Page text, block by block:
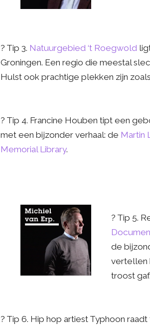
? Tip 3. Natuurgebied ‘t Roegwold
Groningen. Een regio die meestal
Hulst ook prachtige plekken zijn
? Tip 4. Francine Houben tipt een
met een bijzonder verhaal: de Martin
Memorial Library.
? Tip 5.
de
vertellen
troost gaf.
? Tip 6. Hip hop artiest Typhoon